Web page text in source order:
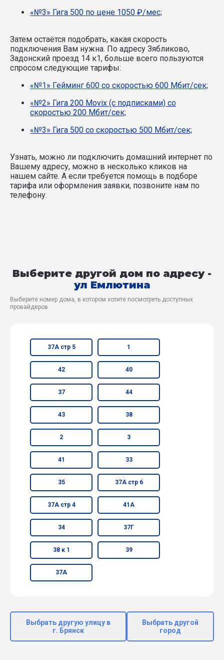
«№3» Гига 500 по цене 1050 ₽/мес;
Затем остаётся подобрать, какая скорость
подключения Вам нужна. По адресу Зябликово,
Задонский проезд 14 к1, больше всего пользуются
спросом следующие тарифы:
«№1» Гейминг 600 со скоростью 600 Мбит/сек;
«№2» Гига 200 Movix (с подписками) со
скоростью 200 Мбит/сек;
«№3» Гига 500 со скоростью 500 Мбит/сек;
Узнать, можно ли подключить домашний интернет по
Вашему адресу, можно в несколько кликов на
нашем сайте. А если требуется помощь в подборе
тарифа или оформления заявки, позвоните нам по
телефону.
Выберите другой дом по адресу -
ул Емлютина
Выберите номер дома, в котором хотите посмотреть доступных
провайдеров
37А стр 5 1
42 40
37 44
43 38
2 3
41 33
35 37А стр 6
37А стр 4 41А
34 37Г
38 к 1 39
37А
Выбрать другую улицу в
г. Брянск
Выбрать другой
город